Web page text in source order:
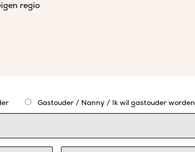
regio
Gastouder / Nanny / Ik wil gastouder worden